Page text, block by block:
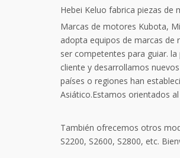
Hebei Keluo fabrica piezas de
Marcas de motores Kubota,
adopta equipos de marcas de
ser competentes para guiar.
cliente y desarrollamos
países o regiones han
Asiático.Estamos orientados
También ofrecemos otros
S2200, S2600, S2800, etc.